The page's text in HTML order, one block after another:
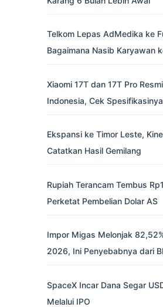
Telkom Lepas AdMedika ke
Bagaimana Nasib Karyawan
Xiaomi 17T dan 17T Pro
Indonesia, Cek Spesifikasinya
Ekspansi ke Timor Leste,
Catatkan Hasil Gemilang
Rupiah Terancam Tembus
Perketat Pembelian Dolar AS
Impor Migas Melonjak
2026, Ini Penyebabnya dari
SpaceX Incar Dana Segar
Melalui IPO